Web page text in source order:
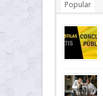
Popular